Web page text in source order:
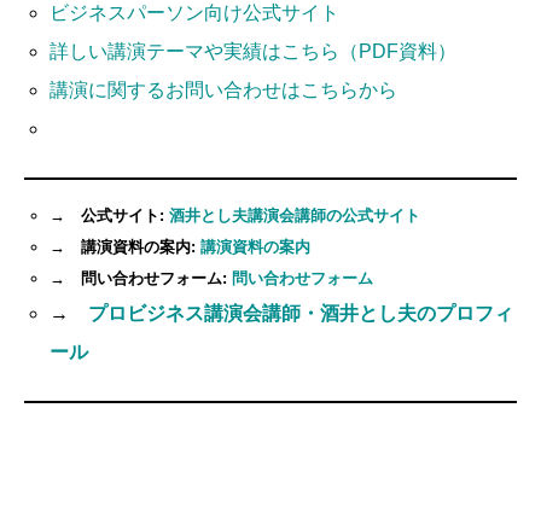
ビジネスパーソン向け公式サイト
詳しい講演テーマや実績はこちら（PDF資料）
講演に関するお問い合わせはこちらから
→ 公式サイト: 酒井とし夫講演会講師の公式サイト
→ 講演資料の案内: 講演資料の案内
→ 問い合わせフォーム: 問い合わせフォーム
→ プロビジネス講演会講師・酒井とし夫のプロフィ
ール